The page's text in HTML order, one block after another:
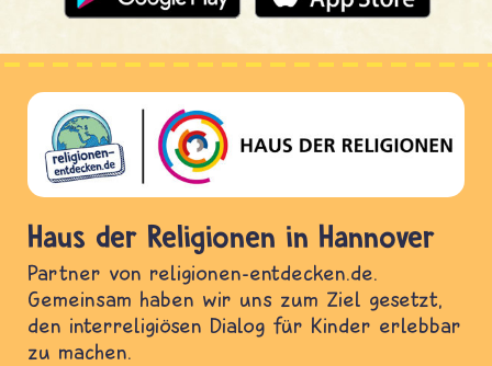
Haus der Religionen in Hannover
Partner von religionen-entdecken.de.
Gemeinsam haben wir uns zum Ziel gesetzt,
den interreligiösen Dialog für Kinder erlebbar
zu machen.